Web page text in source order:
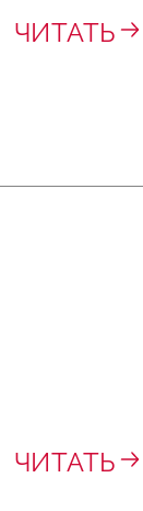
ЧИТАТЬ
ЧИТАТЬ